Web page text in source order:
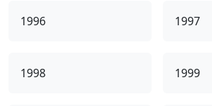
1996 1997
1998 1999